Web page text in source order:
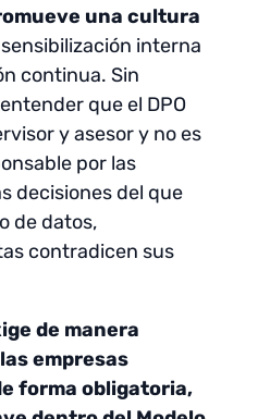
una cultura
interna
continua. Sin
que el DPO
y asesor y no es
por las
decisiones del que
de datos,
contradicen sus
de manera
empresas
forma obligatoria,